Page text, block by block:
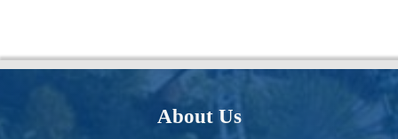
About Us